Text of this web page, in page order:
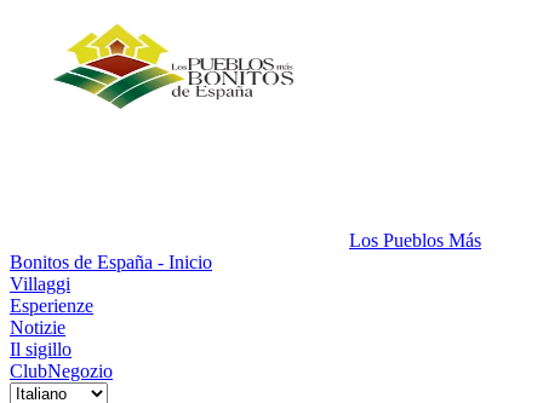
Los Pueblos Más
Bonitos de España - Inicio
Villaggi
Esperienze
Notizie
Il sigillo
ClubNegozio